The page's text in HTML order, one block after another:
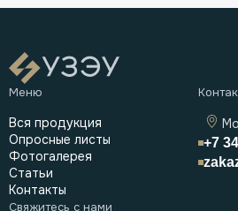
+7
Вся продукция
Опросные листы
Фотогалерея
Статьи
Контакты